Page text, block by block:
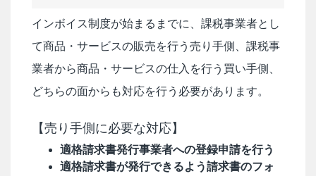
インボイス制度が始まるまでに、課税事業者とし
て商品・サービスの販売を行う売り手側、課税事
業者から商品・サービスの仕入を行う買い手側、
どちらの面からも対応を行う必要があります。
【売り手側に必要な対応】
適格請求書発行事業者への登録申請を行う
適格請求書が発行できるよう請求書のフォ